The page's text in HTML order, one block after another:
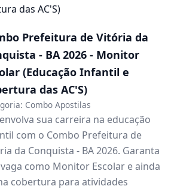
Prefeitura de Vitória da
- BA 2026 - Monitor
(Educação Infantil e
das AC'S)
Combo Apostilas
sua carreira na educação
com o Combo Prefeitura de
da Conquista - BA 2026. Garanta
como Monitor Escolar e ainda
cobertura para atividades